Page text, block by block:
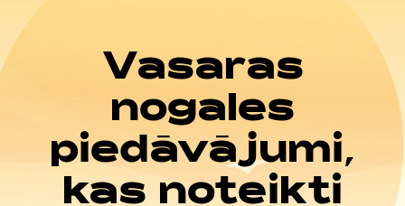
Vasaras
nogales
piedāvājumi,
kas noteikti